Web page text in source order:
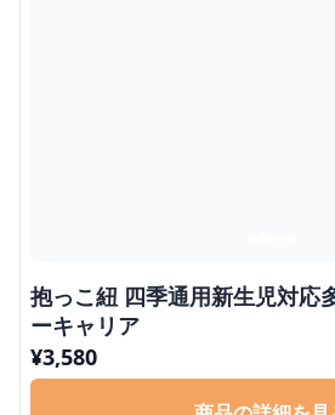
抱っこ紐 四季通用新生児対応
ーキャリア
¥3,580